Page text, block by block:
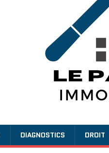
DIAGNOSTICS DROIT